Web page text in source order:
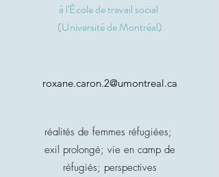
à l'École de travail social
(Université de Montréal)
roxane.caron.2@umontreal.ca
réalités de femmes réfugiées;
exil prolongé; vie en camp de
réfugiés; perspectives